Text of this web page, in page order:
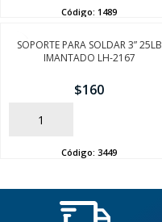
Código: 1489
SOPORTE PARA SOLDAR 3” 25LB
IMANTADO LH-2167
$160
AÑADIR
Código: 3449